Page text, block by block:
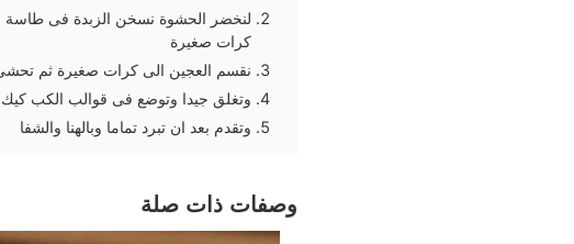
لنخضر الحشوة نسخن الزبدة فى طاسة
كرات صغيرة
نقسم العجين الى كرات صغيرة ثم
وتغلق جيدا وتوضع فى قوالب الكب كيك وتوضع فى
وتقدم بعد ان تبرد تماما وبالهنا والشفا
وصفات ذات صلة